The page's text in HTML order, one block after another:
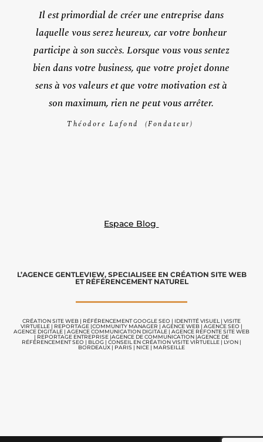
Il est primordial de créer une entreprise dans
laquelle vous serez heureux, car votre bonheur
participe à son succès. Lorsque vous vous sentez
bien dans votre business, que votre projet donne
sens à vos valeurs et que votre motivation est à
son maximum, rien ne peut vous arrêter.
Théodore Lafond (Fondateur)
Espace Blog
L’AGENCE GENTLEVIEW, SPECIALISEE EN CRÉATION SITE WEB
ET RÉFÉRENCEMENT NATUREL
CRÉATION SITE WEB | RÉFÉRENCEMENT GOOGLE SEO | IDENTITÉ VISUEL | VISITE
VIRTUELLE | REPORTAGE |COMMUNITY MANAGER | AGENCE WEB | AGENCE SEO |
AGENCE DIGITALE | AGENCE COMMUNICATION DIGITALE | AGENCE REFONTE SITE WEB
| REPORTAGE ENTREPRISE |AGENCE DE COMMUNICATION |AGENCE DE
RÉFÉRENCEMENT SEO | BLOG | CONSEIL EN CRÉATION VISITE VIRTUELLE | LYON |
BORDEAUX | PARIS | NICE | MARSEILLE